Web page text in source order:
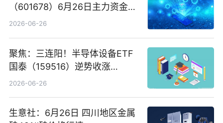
（601678）6月26日主力资金净
卖出5964.34万元
2026-06-26
聚焦：三连阳！半导体设备ETF
国泰（159516）逆势收涨
3.5%，近10日累计净流入超65
2026-06-26
生意社：6月26日 四川地区金属